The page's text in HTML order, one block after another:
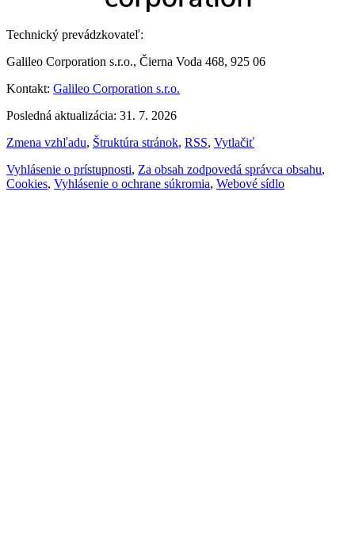
Technický prevádzkovateľ:
Galileo Corporation s.r.o., Čierna Voda 468, 925 06
Kontakt: Galileo Corporation s.r.o.
Posledná aktualizácia: 31. 7. 2026
Zmena vzhľadu, Štruktúra stránok, RSS, Vytlačiť
Vyhlásenie o prístupnosti, Za obsah zodpovedá správca obsahu,
Cookies, Vyhlásenie o ochrane súkromia, Webové sídlo